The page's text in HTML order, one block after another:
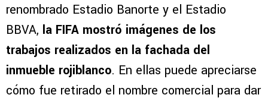
renombrado Estadio Banorte y el Estadio
BBVA, la FIFA mostró imágenes de los
trabajos realizados en la fachada del
inmueble rojiblanco. En ellas puede apreciarse
cómo fue retirado el nombre comercial para dar